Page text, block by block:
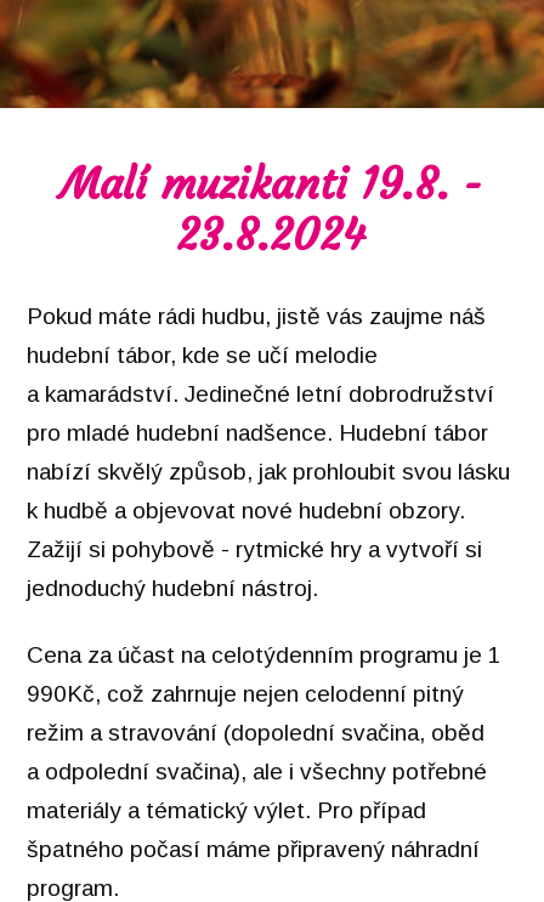
Malí muzikanti 19.8. -
23.8.2024
Pokud máte rádi hudbu, jistě vás zaujme náš
hudební tábor, kde se učí melodie
a kamarádství. Jedinečné letní dobrodružství
pro mladé hudební nadšence. Hudební tábor
nabízí skvělý způsob, jak prohloubit svou lásku
k hudbě a objevovat nové hudební obzory.
Zažijí si pohybově - rytmické hry a vytvoří si
jednoduchý hudební nástroj.
Cena za účast na celotýdenním programu je 1
990Kč, což zahrnuje nejen celodenní pitný
režim a stravování (dopolední svačina, oběd
a odpolední svačina), ale i všechny potřebné
materiály a tématický výlet. Pro případ
špatného počasí máme připravený náhradní
program.